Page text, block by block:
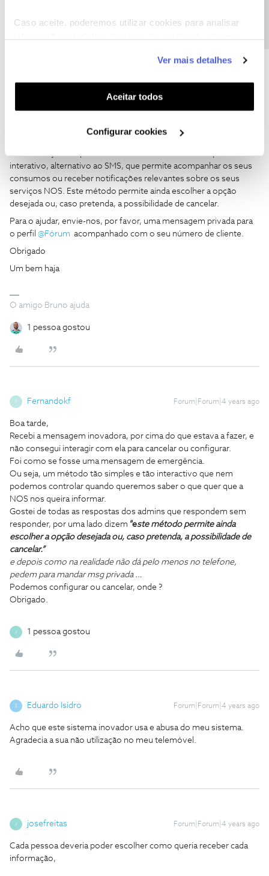
Caso aceite, poderemos utilizar cookies para analisar
funcionalidades (cookies de personalização e
funcionalidade) e adaptar anúncios aos seus interesses
(cookies de publicidade personalizada). Pode gerir a
utilização dos cookies clicando em "Configurar
Ver mais detalhes
Aceitar todos
Configurar cookies
, pra fazer transferências bancárias tem
@originalprotogen.
interativo, alternativo ao SMS, que permite acompanhar os seus
consumos ou receber notificações relevantes sobre os seus
serviços NOS. Este método permite ainda escolher a opção
desejada ou, caso pretenda, a possibilidade de cancelar.
Para o ajudar, envie-nos, por favor, uma mensagem privada para
o perfil @Fórum acompanhado com o seu número de cliente.
Obrigado
Um bem haja
O amigo Bruno ajuda
1 pessoa gostou
F Fernandokf Forum|Forum|4 years ago
Boa tarde,
Recebi a mensagem inovadora, por cima do que estava a fazer, e
não consegui interagir com ela para cancelar ou configurar.
Foi como se fosse uma mensagem de emergência.
Ou seja, um método tão simples e tão interactivo que nem
podemos controlar quando queremos saber o que quer que a
NOS nos queira informar.
Gostei de todas as respostas dos admins que respondem sem
responder, por uma lado dizem “este método permite ainda
escolher a opção desejada ou, caso pretenda, a possibilidade de
cancelar.”
e depois como na realidade não dá pelo menos no telefone,
pedem para mandar msg privada …
Podemos configurar ou cancelar, onde ?
Obrigado.
1 pessoa gostou
E Eduardo Isidro Forum|Forum|4 years ago
Acho que este sistema inovador usa e abusa do meu sistema.
Agradecia a sua não utilização no meu telemóvel.
josefreitas Forum|Forum|4 years ago
Cada pessoa deveria poder escolher como queria receber cada
informação,